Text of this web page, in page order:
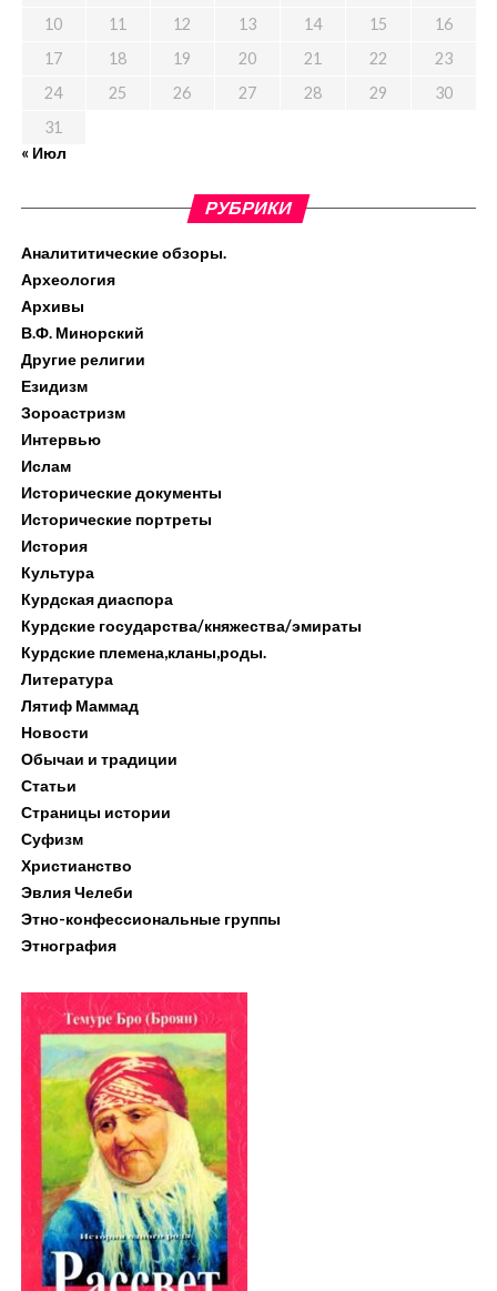
10
11 12 13 14 15
16
17
18 19 20 21 22
23
24
25 26 27 28 29
30
31
« Июл
РУБРИКИ
Аналититические обзоры.
Археология
Архивы
В.Ф. Минорский
Другие религии
Езидизм
Зороастризм
Интервью
Ислам
Исторические документы
Исторические портреты
История
Культура
Курдская диаспора
Курдские государства/княжества/эмираты
Курдские племена,кланы,роды.
Литература
Лятиф Маммад
Новости
Обычаи и традиции
Статьи
Страницы истории
Суфизм
Христианство
Эвлия Челеби
Этно-конфессиональные группы
Этнография